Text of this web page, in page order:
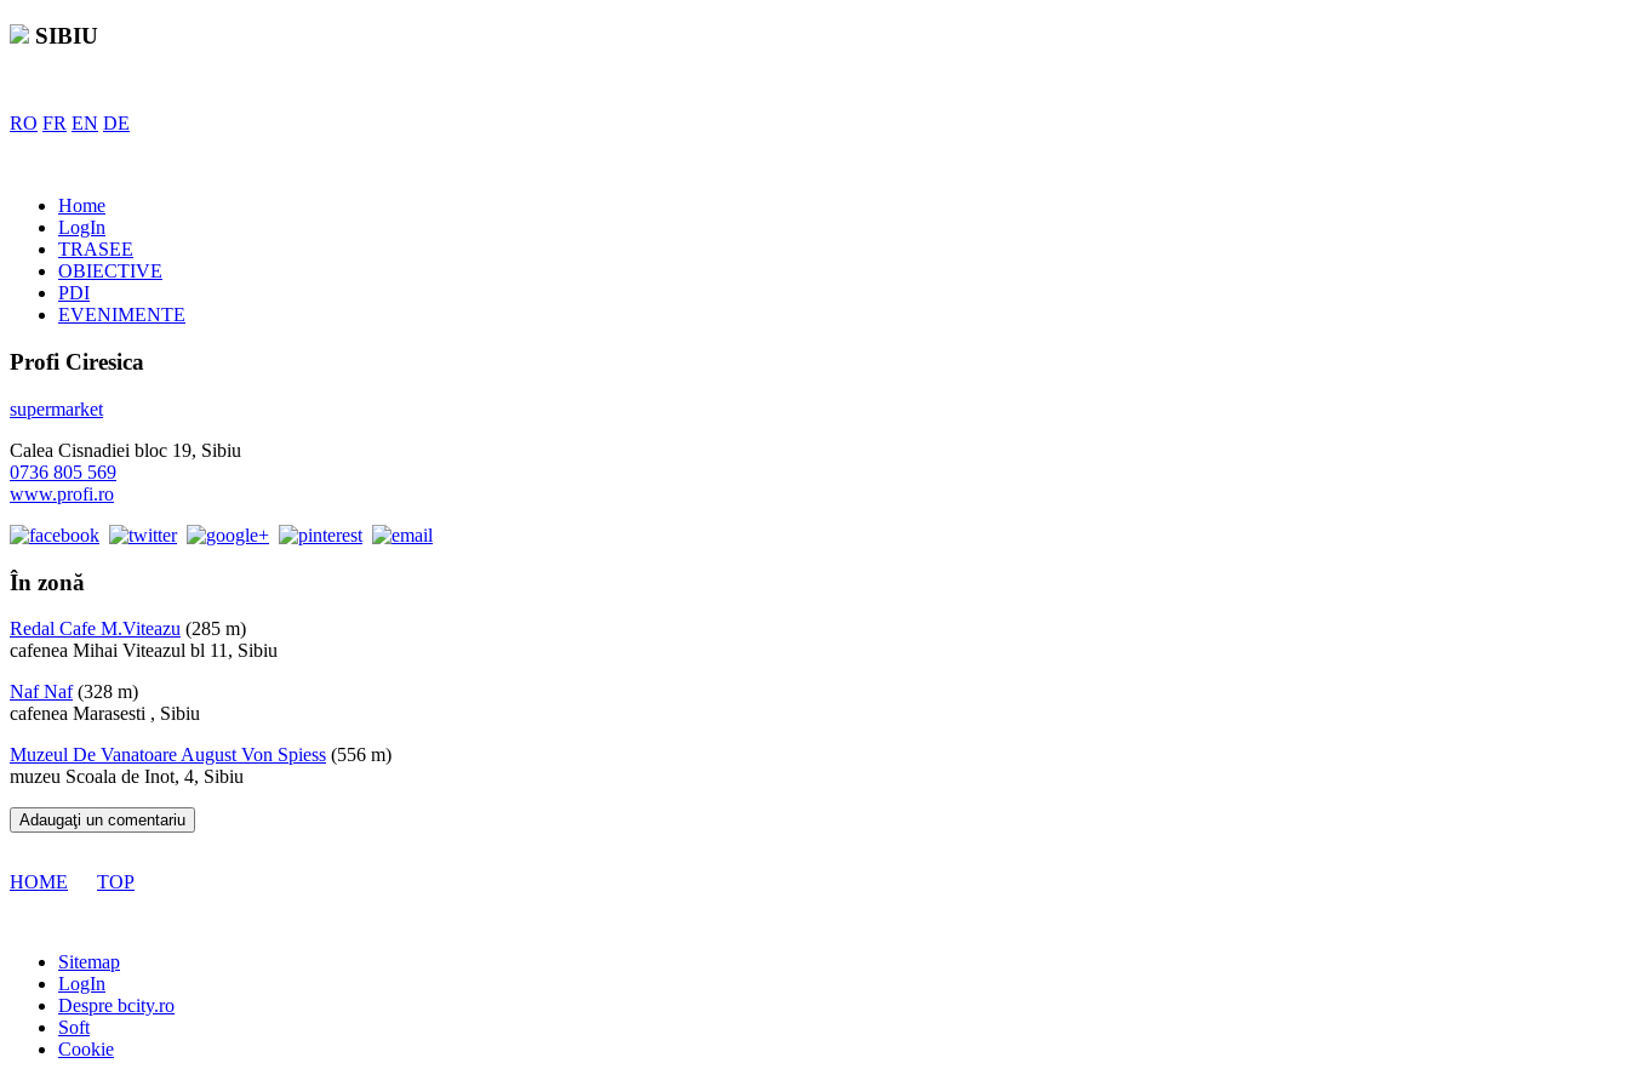
SIBIU
RO FR EN DE
Home
LogIn
TRASEE
OBIECTIVE
PDI
EVENIMENTE
Profi Ciresica
supermarket
Calea Cisnadiei bloc 19, Sibiu
0736 805 569
www.profi.ro
În zonă
Redal Cafe M.Viteazu (285 m)
cafenea Mihai Viteazul bl 11, Sibiu
Naf Naf(328 m)
cafenea Marasesti , Sibiu
Muzeul De Vanatoare August Von Spiess (556 m)
muzeu Scoala de Inot, 4, Sibiu
Adaugaţi un comentariu
HOME TOP
Sitemap
LogIn
Despre bcity.ro
Soft
Cookie